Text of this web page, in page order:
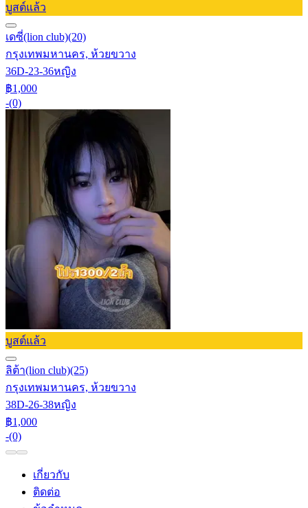
บูสต์แล้ว
เดซี่(lion club)(20)
กรุงเทพมหานคร, ห้วยขวาง
36D-23-36หญิง
฿1,000
-(0)
บูสต์แล้ว
ลิต้า(lion club)(25)
กรุงเทพมหานคร, ห้วยขวาง
38D-26-38หญิง
฿1,000
-(0)
เกี่ยวกับ
ติดต่อ